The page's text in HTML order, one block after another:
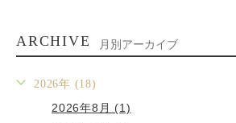
ARCHIVE 月別アーカイブ
2026年 (18)
2026年8月 (1)